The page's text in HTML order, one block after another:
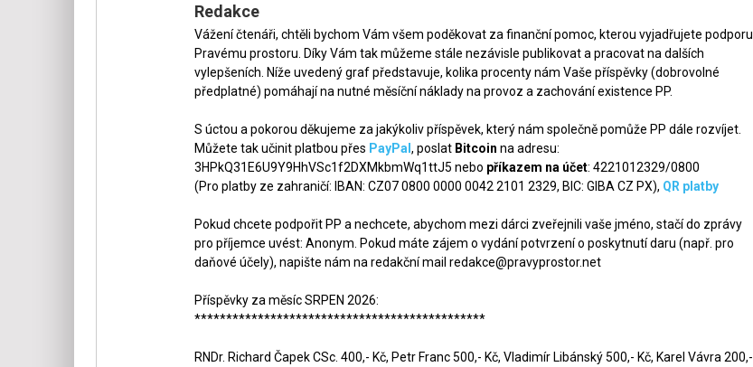
Redakce
Vážení čtenáři, chtěli bychom Vám všem poděkovat za finanční pomoc, kterou vyjadřujete podporu
Pravému prostoru. Díky Vám tak můžeme stále nezávisle publikovat a pracovat na dalších
vylepšeních. Níže uvedený graf představuje, kolika procenty nám Vaše příspěvky (dobrovolné
předplatné) pomáhají na nutné měsíční náklady na provoz a zachování existence PP.
S úctou a pokorou děkujeme za jakýkoliv příspěvek, který nám společně pomůže PP dále rozvíjet.
Můžete tak učinit platbou přes PayPal , poslat Bitcoin na adresu:
3HPkQ31E6U9Y9HhVSc1f2DXMkbmWq1ttJ5 nebo příkazem na účet: 4221012329/0800
(Pro platby ze zahraničí: IBAN: CZ07 0800 0000 0042 2101 2329, BIC: GIBA CZ PX), QR platby
Pokud chcete podpořit PP a nechcete, abychom mezi dárci zveřejnili vaše jméno, stačí do zprávy
pro příjemce uvést: Anonym. Pokud máte zájem o vydání potvrzení o poskytnutí daru (např. pro
daňové účely), napište nám na redakční mail redakce@pravyprostor.net
Příspěvky za měsíc SRPEN 2026:
**********************************************
RNDr. Richard Čapek CSc. 400,- Kč, Petr Franc 500,- Kč, Vladimír Libánský 500,- Kč, Karel Vávra 200,-